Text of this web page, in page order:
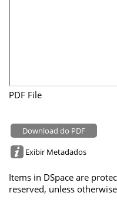
PDF File
Download do PDF
Exibir Metadados
Items in DSpace are
reserved, unless